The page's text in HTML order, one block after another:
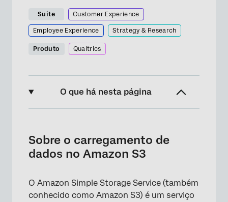
Suite Customer Experience
Employee Experience Strategy & Research
Produto Qualtrics
O que há nesta página
Conectando o Qualtrics ao AWS
S3
Carregar dados para o Amazon S3
Sobre o carregamento de
dados no Amazon S3
O Amazon Simple Storage Service (também
conhecido como Amazon S3) é um serviço